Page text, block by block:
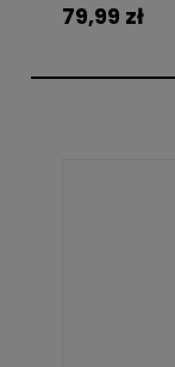
79,99 zł